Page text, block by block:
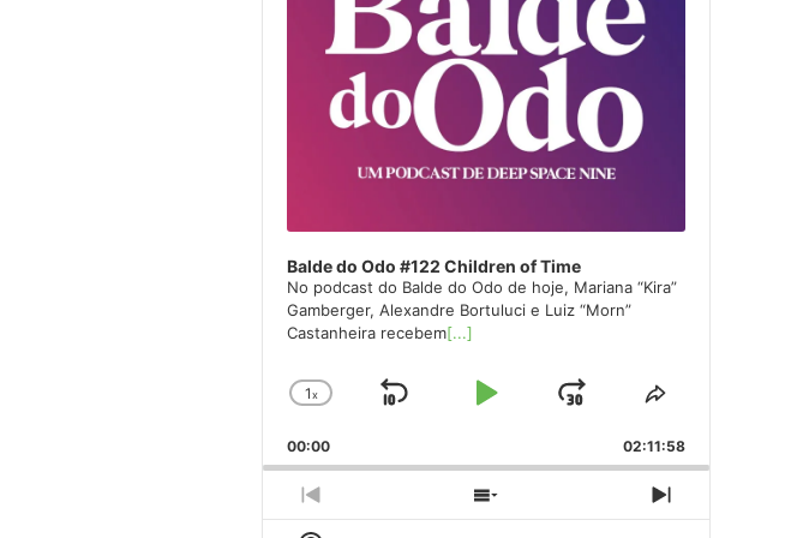
Balde do Odo #122 Children of Time
No podcast do Balde do Odo de hoje, Mariana “Kira”
Gamberger, Alexandre Bortuluci e Luiz “Morn”
Castanheira recebem[...]
Change
Rate
1x
Skip
Play
Jump
Forward
Share
Episode
00:00 02:11:58
Previous
Episode
Show
Next